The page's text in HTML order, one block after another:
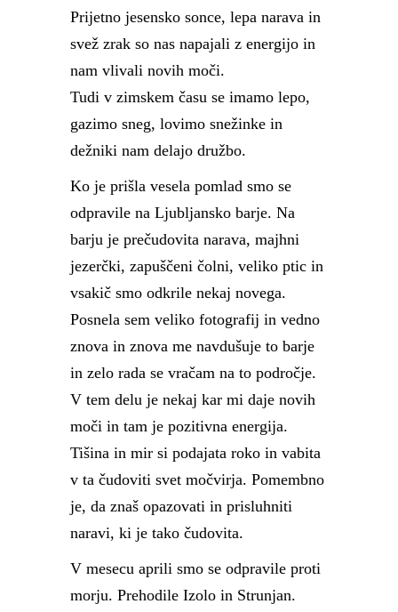
Prijetno jesensko sonce, lepa narava in
svež zrak so nas napajali z energijo in
nam vlivali novih moči.
Tudi v zimskem času se imamo lepo,
gazimo sneg, lovimo snežinke in
dežniki nam delajo družbo.
Ko je prišla vesela pomlad smo se
odpravile na Ljubljansko barje. Na
barju je prečudovita narava, majhni
jezerčki, zapuščeni čolni, veliko ptic in
vsakič smo odkrile nekaj novega.
Posnela sem veliko fotografij in vedno
znova in znova me navdušuje to barje
in zelo rada se vračam na to področje.
V tem delu je nekaj kar mi daje novih
moči in tam je pozitivna energija.
Tišina in mir si podajata roko in vabita
v ta čudoviti svet močvirja. Pomembno
je, da znaš opazovati in prisluhniti
naravi, ki je tako čudovita.
V mesecu aprili smo se odpravile proti
morju. Prehodile Izolo in Strunjan.